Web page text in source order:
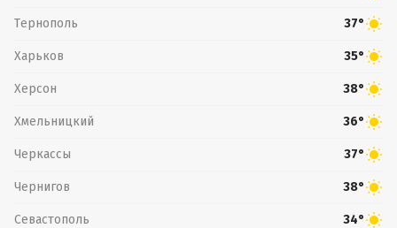
Тернополь 37°
Харьков 35°
Херсон 38°
Хмельницкий 36°
Черкассы 37°
Чернигов 38°
Севастополь 34°